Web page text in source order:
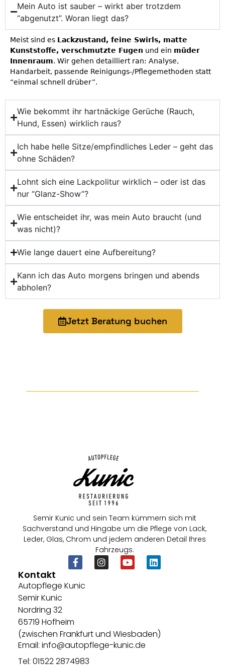
Mein Auto ist sauber – wirkt aber trotzdem
“abgenutzt”. Woran liegt das?
Meist sind es Lackzustand, feine Swirls, matte
Kunststoffe, verschmutzte Fugen und ein müder
Innenraum. Wir gehen detailliert ran: Analyse,
Handarbeit, passende Reinigungs-/Pflegemethoden statt
“einmal schnell drüber”.
Wie bekommt ihr hartnäckige Gerüche (Rauch,
Hund, Essen) wirklich raus?
Ich habe helle Sitze/empfindliches Leder – geht das
ohne Schäden?
Lohnt sich eine Lackpolitur wirklich – oder ist das
nur “Glanz-Show”?
Wie entscheidet ihr, was mein Auto braucht (und
was nicht)?
Wie lange dauert eine Aufbereitung?
Kann ich das Auto morgens bringen und abends
abholen?
Jetzt Beratung buchen
Semir Kunic und sein Team kümmern sich mit
Sachverstand und Hingabe um die Pflege von Lack,
Leder, Glas, Chrom und jedem anderen Detail Ihres
Fahrzeugs.
Kontakt
Autopflege Kunic
Semir Kunic
Nordring 32
65719 Hofheim
(zwischen Frankfurt und Wiesbaden)
Email: info@autopflege-kunic.de
Tel: 01522 2874983